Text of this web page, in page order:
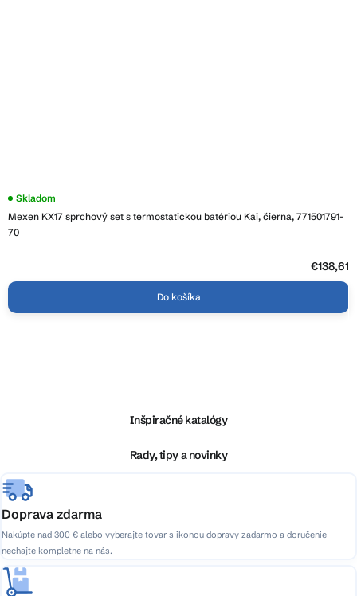
Mexen KX17 sprchový set s termostatickou batériou Kai, čierna, 771501791-
70
Skladom
€138,61
Do košíka
e
Inšpiračné katalógy
Rady, tipy a novinky
Doprava zdarma
Nakúpte nad 300 € alebo vyberajte tovar s ikonou dopravy zadarmo a doručenie
nechajte kompletne na nás.